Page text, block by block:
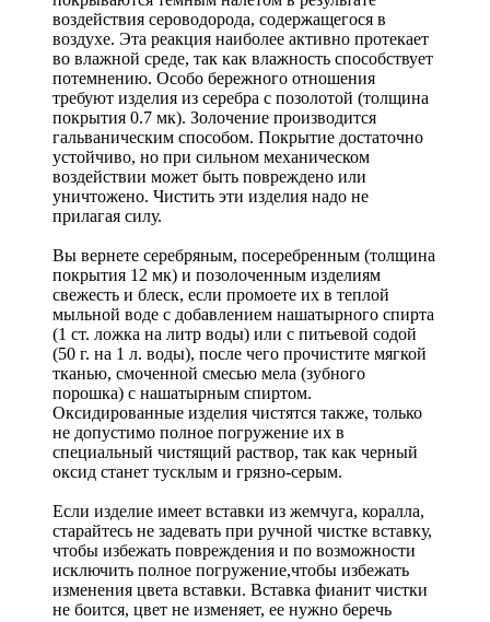
воздействия сероводорода, содержащегося в
воздухе. Эта реакция наиболее активно протекает
во влажной среде, так как влажность способствует
потемнению. Особо бережного отношения
требуют изделия из серебра с позолотой (толщина
покрытия 0.7 мк). Золочение производится
гальваническим способом. Покрытие достаточно
устойчиво, но при сильном механическом
воздействии может быть повреждено или
уничтожено. Чистить эти изделия надо не
прилагая силу.
Вы вернете серебряным, посеребренным (толщина
покрытия 12 мк) и позолоченным изделиям
свежесть и блеск, если промоете их в теплой
мыльной воде с добавлением нашатырного спирта
(1 ст. ложка на литр воды) или с питьевой содой
(50 г. на 1 л. воды), после чего прочистите мягкой
тканью, смоченной смесью мела (зубного
порошка) с нашатырным спиртом.
Оксидированные изделия чистятся также, только
не допустимо полное погружение их в
специальный чистящий раствор, так как черный
оксид станет тусклым и грязно-серым.
Если изделие имеет вставки из жемчуга, коралла,
старайтесь не задевать при ручной чистке вставку,
чтобы избежать повреждения и по возможности
исключить полное погружение,чтобы избежать
изменения цвета вставки. Вставка фианит чистки
не боится, цвет не изменяет, ее нужно беречь